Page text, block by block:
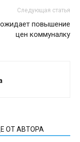
Следующая статья
повышение
цен коммуналку
ОТ АВТОРА